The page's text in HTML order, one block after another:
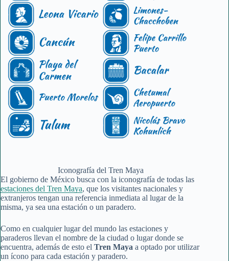
Iconografía del Tren Maya
El gobierno de México busca con la iconografía de todas las
estaciones del Tren Maya, que los visitantes nacionales y
extranjeros tengan una referencia inmediata al lugar de la
misma, ya sea una estación o un paradero.
Como en cualquier lugar del mundo las estaciones y
paraderos llevan el nombre de la ciudad o lugar donde se
encuentra, además de esto el Tren Maya a optado por utilizar
un ícono para cada estación y paradero.